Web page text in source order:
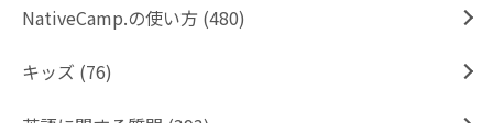
NativeCamp.の使い方 (480)
キッズ (76)